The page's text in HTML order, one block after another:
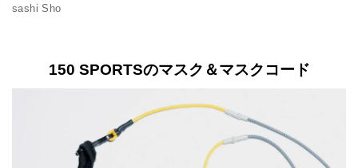
sashi Sho
150 SPORTSのマスク＆マスクコード